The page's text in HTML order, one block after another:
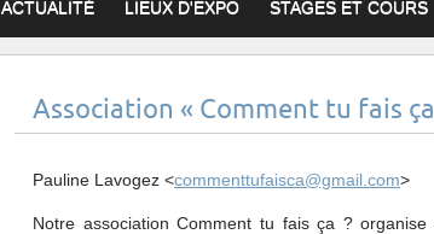
ACTUALITÉ LIEUX D'EXPO STAGES ET COURS
Association « Comment tu fais
Pauline Lavogez <commenttufaisca@gmail.com>
Notre association Comment tu fais ça ?